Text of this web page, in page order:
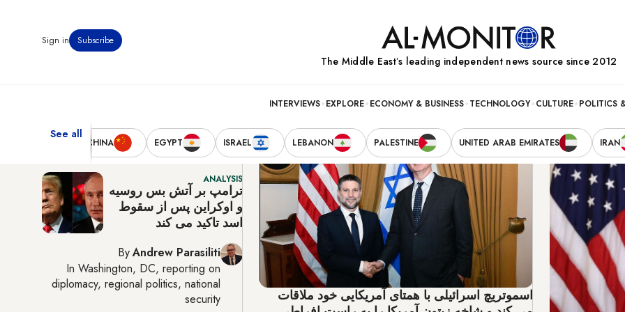
Subscribe
Sign in
The Middle Eastʼs leading independent news source since 2012
POLITICS
CULTURE
TECHNOLOGY
ECONOMY & BUSINESS
EXPLORE
INTERVIEWS
IRAN
UNITED ARAB EMIRATES
PALESTINE
LEBANON
ISRAEL
EGYPT
CHINA
See all
اسموتریچ اسرائیلی با همتای آمریکایی خود ملاقات
Latest News
ANALYSIS
ترامپ بر آتش بس روسیه
و اوکراین پس از سقوط
اسد تاکید می کند
ByAndrew Parasiliti
In Washington, DC, reporting on
diplomacy, regional politics, national
security